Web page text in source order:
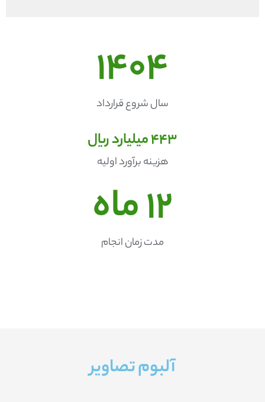
سال شروع قرارداد
1404
هزینه برآورد اولیه
443
مدت زمان انجام
12
آلبوم تصاویر